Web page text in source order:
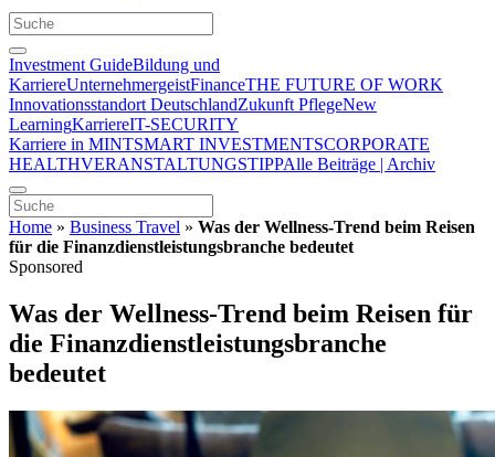
Investment GuideBildung und
KarriereUnternehmergeistFinanceTHE FUTURE OF WORK
Innovationsstandort DeutschlandZukunft PflegeNew
LearningKarriereIT-SECURITY
Karriere in MINTSMART INVESTMENTSCORPORATE
HEALTHVERANSTALTUNGSTIPPAlle Beiträge | Archiv
Home » Business Travel » Was der Wellness-Trend beim Reisen
für die Finanzdienstleistungsbranche bedeutet
Sponsored
Was der Wellness-Trend beim Reisen für
die Finanzdienstleistungsbranche
bedeutet